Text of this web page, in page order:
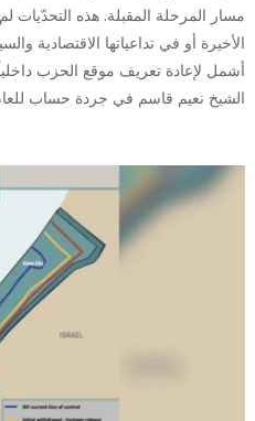
مسار المرحلة المقبلة. هذه التحدّيات
الأخيرة أو في تداعياتها الاقتصادية
أشمل لإعادة تعريف موقع الحزب داخلياً
الشيخ نعيم قاسم في جردة حساب